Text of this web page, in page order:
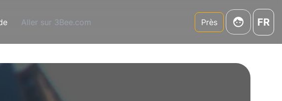
Aller sur 3Bee.com Près FR